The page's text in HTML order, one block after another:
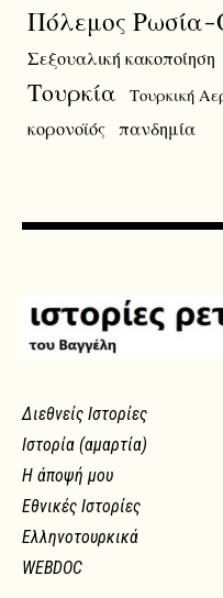
Πόλεμος
Σεξουαλική κακοποίηση
Τουρκία Τουρκική
κορονοϊός πανδημία
Διεθνείς Ιστορίες
Ιστορία (αμαρτία)
Η άποψή μου
Εθνικές Ιστορίες
Ελληνοτουρκικά
WEBDOC